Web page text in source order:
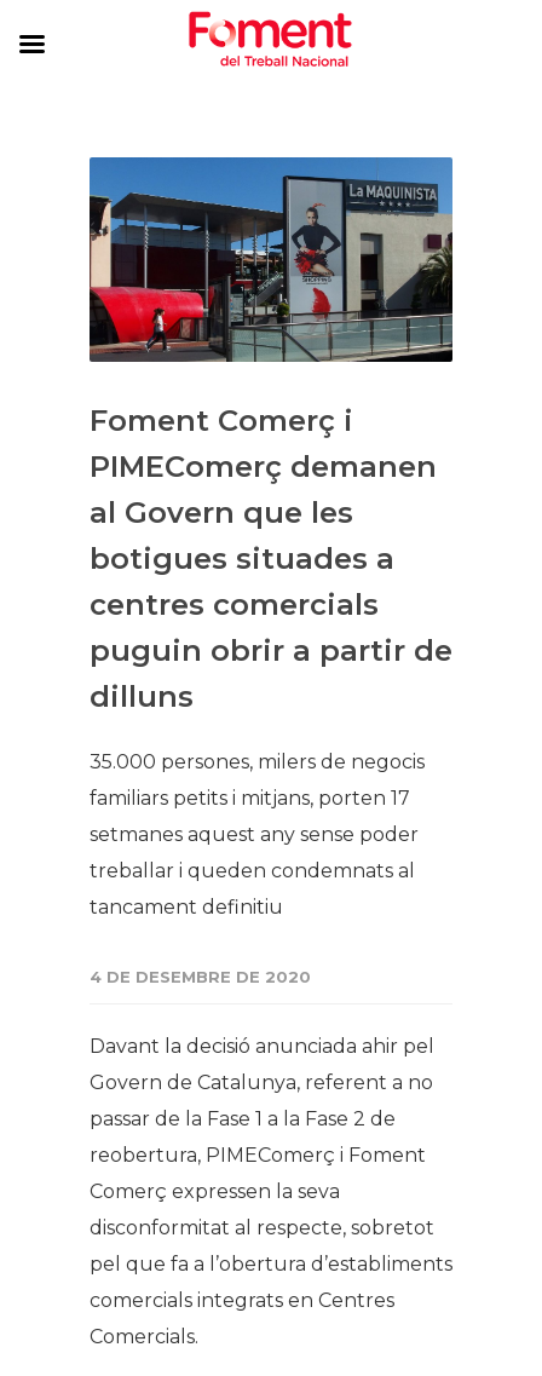
Foment Comerç i
PIMEComerç demanen
al Govern que les
botigues situades a
centres comercials
puguin obrir a partir de
dilluns
35.000 persones, milers de negocis
familiars petits i mitjans, porten 17
setmanes aquest any sense poder
treballar i queden condemnats al
tancament definitiu
4 DE DESEMBRE DE 2020
Davant la decisió anunciada ahir pel
Govern de Catalunya, referent a no
passar de la Fase 1 a la Fase 2 de
reobertura, PIMEComerç i Foment
Comerç expressen la seva
disconformitat al respecte, sobretot
pel que fa a l’obertura d’establiments
comercials integrats en Centres
Comercials.